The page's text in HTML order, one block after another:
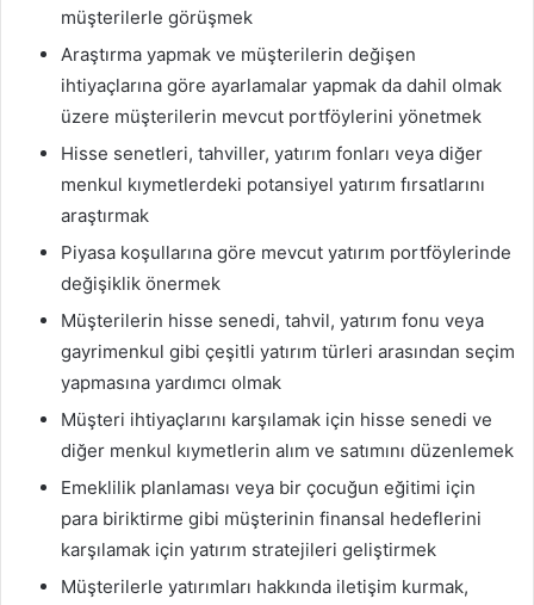
müşterilerle görüşmek
Araştırma yapmak ve müşterilerin değişen
ihtiyaçlarına göre ayarlamalar yapmak da dahil olmak
üzere müşterilerin mevcut portföylerini yönetmek
Hisse senetleri, tahviller, yatırım fonları veya diğer
menkul kıymetlerdeki potansiyel yatırım fırsatlarını
araştırmak
Piyasa koşullarına göre mevcut yatırım portföylerinde
değişiklik önermek
Müşterilerin hisse senedi, tahvil, yatırım fonu veya
gayrimenkul gibi çeşitli yatırım türleri arasından seçim
yapmasına yardımcı olmak
Müşteri ihtiyaçlarını karşılamak için hisse senedi ve
diğer menkul kıymetlerin alım ve satımını düzenlemek
Emeklilik planlaması veya bir çocuğun eğitimi için
para biriktirme gibi müşterinin finansal hedeflerini
karşılamak için yatırım stratejileri geliştirmek
Müşterilerle yatırımları hakkında iletişim kurmak,